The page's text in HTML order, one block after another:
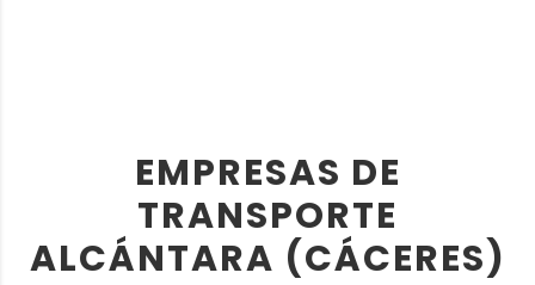
EMPRESAS DE
TRANSPORTE
ALCÁNTARA (CÁCERES)